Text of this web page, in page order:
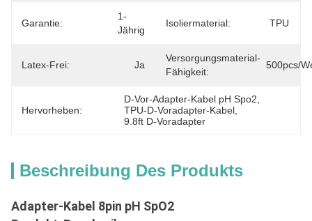
Garantie:
1-
Jährig
Isoliermaterial: TPU
Latex-Frei: Ja
Versorgungsmaterial-
Fähigkeit:
500pcs/
Hervorheben:
D-Vor-Adapter-Kabel pH Spo2
TPU-D-Voradapter-Kabel
9.8ft D-Voradapter
Beschreibung Des Produkts
Adapter-Kabel 8pin pH SpO2